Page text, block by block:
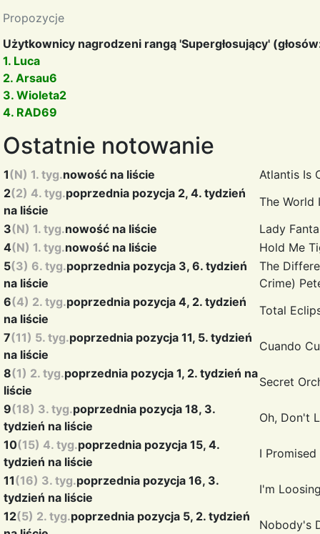
Propozycje
Użytkownicy nagrodzeni rangą 'Supergłosujący'
1. Luca
2. Arsau6
3. Wioleta2
4. RAD69
Ostatnie notowanie
1(N) 1. tyg.nowość na liście
Atlantis Is
2(2) 4. tyg.poprzednia pozycja 2, 4. tydzień
na liście
The World
3(N) 1. tyg.nowość na liście
Lady
4(N) 1. tyg.nowość na liście
Hold Me
5(3) 6. tyg.poprzednia pozycja 3, 6. tydzień
na liście
The
Crime)
6(4) 2. tyg.poprzednia pozycja 4, 2. tydzień
na liście
Total
7(11) 5. tyg.poprzednia pozycja 11, 5. tydzień
na liście
Cuando
8(1) 2. tyg.poprzednia pozycja 1, 2. tydzień na
liście
Secret
9(18) 3. tyg.poprzednia pozycja 18, 3.
tydzień na liście
Oh, Don't
10(15) 4. tyg.poprzednia pozycja 15, 4.
tydzień na liście
I
11(16) 3. tyg.poprzednia pozycja 16, 3.
tydzień na liście
I'm
12(5) 2. tyg.poprzednia pozycja 5, 2. tydzień
Nobody's